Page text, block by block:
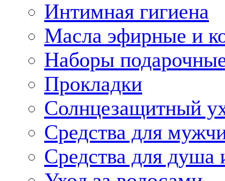
Интимная гигиена
Масла эфирные и
Наборы
Прокладки
Солнцезащитный
Средства для
Средства для душа